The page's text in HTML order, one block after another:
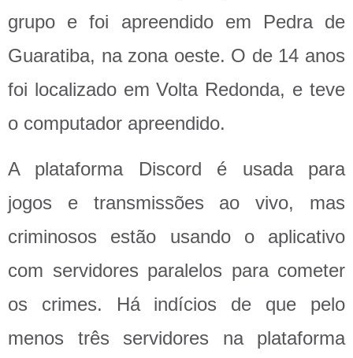
grupo e foi apreendido em Pedra de
Guaratiba, na zona oeste. O de 14 anos
foi localizado em Volta Redonda, e teve
o computador apreendido.
A plataforma Discord é usada para
jogos e transmissões ao vivo, mas
criminosos estão usando o aplicativo
com servidores paralelos para cometer
os crimes. Há indícios de que pelo
menos três servidores na plataforma